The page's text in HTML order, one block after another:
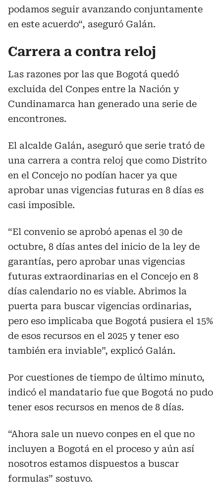
podamos seguir avanzando conjuntamente
en este acuerdo“, aseguró Galán.
Carrera a contra reloj
Las razones por las que Bogotá quedó
excluida del Conpes entre la Nación y
Cundinamarca han generado una serie de
encontrones.
El alcalde Galán, aseguró que serie trató de
una carrera a contra reloj que como Distrito
en el Concejo no podían hacer ya que
aprobar unas vigencias futuras en 8 días es
casi imposible.
“El convenio se aprobó apenas el 30 de
octubre, 8 días antes del inicio de la ley de
garantías, pero aprobar unas vigencias
futuras extraordinarias en el Concejo en 8
días calendario no es viable. Abrimos la
puerta para buscar vigencias ordinarias,
pero eso implicaba que Bogotá pusiera el 15%
de esos recursos en el 2025 y tener eso
también era inviable”, explicó Galán.
Por cuestiones de tiempo de último minuto,
indicó el mandatario fue que Bogotá no pudo
tener esos recursos en menos de 8 días.
“Ahora sale un nuevo conpes en el que no
incluyen a Bogotá en el proceso y aún así
nosotros estamos dispuestos a buscar
formulas” sostuvo.